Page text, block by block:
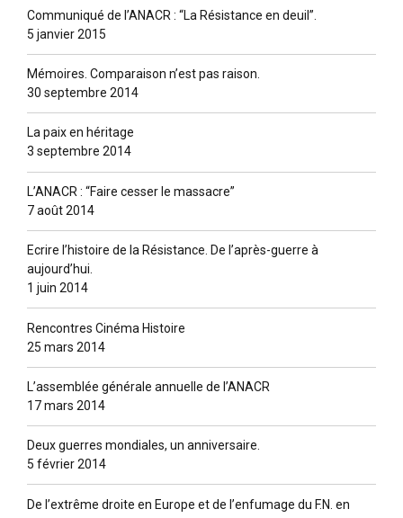
Communiqué de l’ANACR : “La Résistance en deuil”.
5 janvier 2015
Mémoires. Comparaison n’est pas raison.
30 septembre 2014
La paix en héritage
3 septembre 2014
L’ANACR : “Faire cesser le massacre”
7 août 2014
Ecrire l’histoire de la Résistance. De l’après-guerre à
aujourd’hui.
1 juin 2014
Rencontres Cinéma Histoire
25 mars 2014
L’assemblée générale annuelle de l’ANACR
17 mars 2014
Deux guerres mondiales, un anniversaire.
5 février 2014
De l’extrême droite en Europe et de l’enfumage du F.N. en